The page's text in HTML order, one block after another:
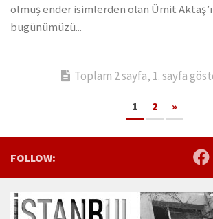
olmuş ender isimlerden olan Ümit
bugünümüzü...
Toplam 2 sayfa, 1. sayfa
1 2 »
FOLLOW: